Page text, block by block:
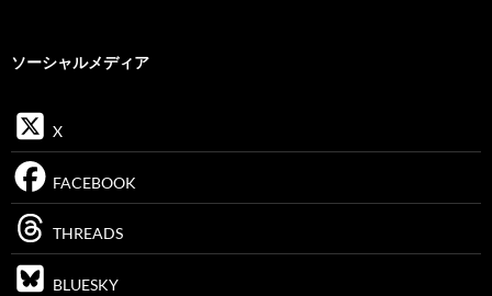
ソーシャルメディア
X
FACEBOOK
THREADS
BLUESKY